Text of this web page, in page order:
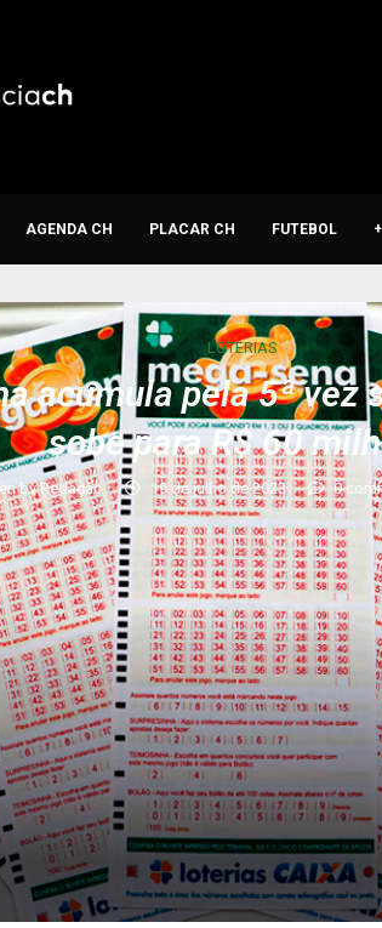
AGENDA CH PLACAR CH FUTEBOL
LOTERIAS
acumula pela 5ª vez
sobe para R$ 60
byRedação 19 de julho de 2023 0